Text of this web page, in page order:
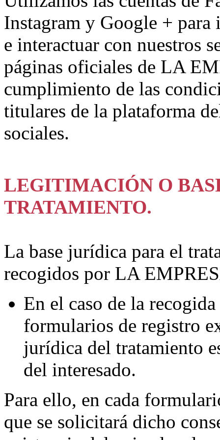
Instagram y Google + para
e interactuar con nuestros
páginas oficiales de LA
cumplimiento de las
titulares de la plataforma
sociales.
LEGITIMACIÓN O
TRATAMIENTO.
La base jurídica para el
recogidos por LA
En el caso de la
formularios de registro
jurídica del tratamiento
del interesado.
Para ello, en cada
que se solicitará dicho